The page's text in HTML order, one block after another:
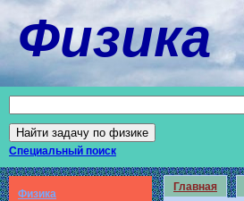
Физика
Специальный поиск
Физика
Главная